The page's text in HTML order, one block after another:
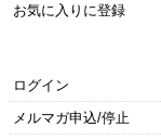
お気に入りに登録
ログイン
メルマガ申込/停止